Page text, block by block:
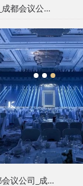
成都会议策划公司_成都会议公司与成都年会策划公司专业执行团队
1 2 3
成都会务公司_成都会议公司_成都庆典公司高难度同行单二手单全接｜成都红星活动策划用26年经验说话